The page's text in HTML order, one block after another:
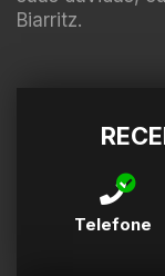
Biarritz.
Telefone